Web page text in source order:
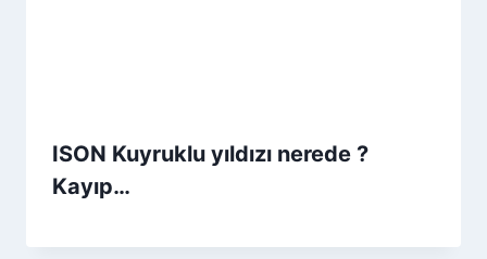
ISON Kuyruklu yıldızı nerede ?
Kayıp…